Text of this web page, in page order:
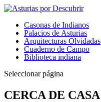
Casonas de Indianos
Palacios de Asturias
Arquitecturas Olvidadas
Cuaderno de Campo
Biblioteca indiana
Seleccionar página
CERCA DE CASA